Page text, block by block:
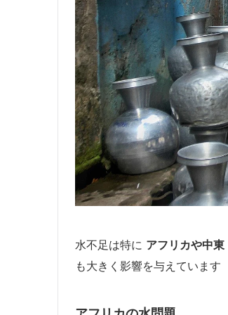
水不足は特に アフリカや中東
も大きく影響を与えています